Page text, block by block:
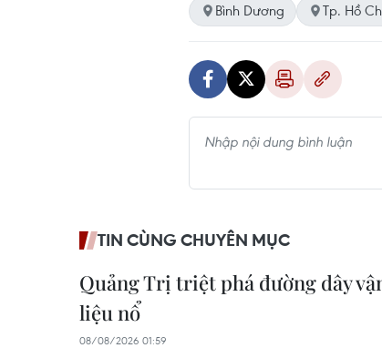
Bình Dương
Tp. Hồ
TIN CÙNG CHUYÊN MỤC
Quảng Trị triệt phá đường dây
liệu nổ
08/08/2026 01:59